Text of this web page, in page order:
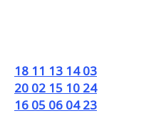
18 11 13 14 03
20 02 15 10 24
16 05 06 04 23